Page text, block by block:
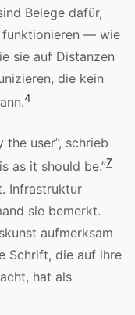
Belege dafür,
funktionieren — wie
sie auf Distanzen
die kein
4
the user”, schrieb
as it should be.”7
Infrastruktur
sie bemerkt.
aufmerksam
Schrift, die auf ihre
hat als